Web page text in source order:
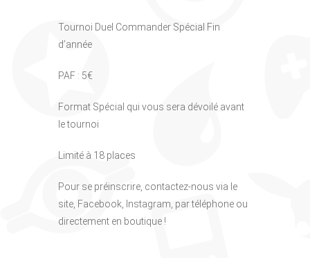
Tournoi Duel Commander Spécial Fin
d’année
PAF : 5€
Format Spécial qui vous sera dévoilé avant
le tournoi
Limité à 18 places
Pour se préinscrire, contactez-nous via le
site, Facebook, Instagram, par téléphone ou
directement en boutique !